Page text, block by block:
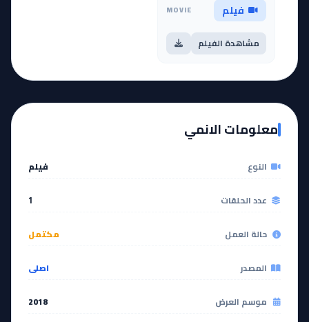
فيلم MOVIE
مشاهدة الفيلم
معلومات الانمي
النوع فيلم
عدد الحلقات 1
حالة العمل مكتمل
المصدر اصلي
موسم العرض 2018